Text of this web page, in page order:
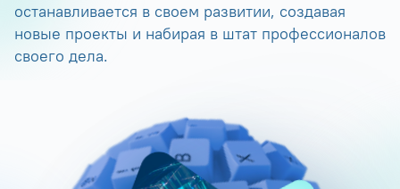
останавливается в своем развитии, создавая
новые проекты и набирая в штат профессионалов
своего дела.